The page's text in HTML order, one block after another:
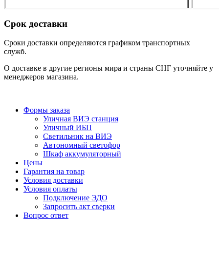
Срок доставки
Сроки доставки определяются графиком транспортных
служб.
О доставке в другие регионы мира и страны СНГ уточняйте у
менеджеров магазина.
Формы заказа
Уличная ВИЭ станция
Уличный ИБП
Светильник на ВИЭ
Автономный светофор
Шкаф аккумуляторный
Цены
Гарантия на товар
Условия доставки
Условия оплаты
Подключение ЭДО
Запросить акт сверки
Вопрос ответ